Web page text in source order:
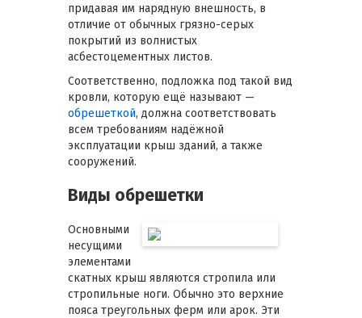
придавая им нарядную внешность, в
отличие от обычных грязно-серых
покрытий из волнистых
асбестоцементных листов.
Соответственно, подложка под такой вид
кровли, которую ещё называют —
обрешеткой, должна соответствовать
всем требованиям надёжной
эксплуатации крыш зданий, а также
сооружений.
Виды обрешетки
Основными
несущими
элементами
скатных крыш являются стропила или
стропильные ноги. Обычно это верхние
пояса треугольных ферм или арок. Эти